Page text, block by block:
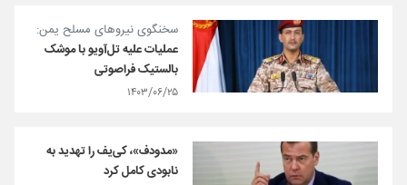
سخنگوی نیروهای مسلح یمن:
عملیات علیه تل‌آویو با موشک‌
بالستیک فراصوتی
۱۴۰۳/۰۶/۲۵
«مدودف»، کی‌یف را تهدید به
نابودی کامل کرد